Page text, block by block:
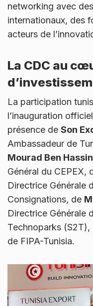
networking avec
internationaux, des
acteurs de
La CDC au
La participation
l’inauguration
présence de Son
Ambassadeur de
Mourad Ben
Général du CEPEX,
Directrice Générale
Consignations, de
Directrice Générale
Technoparks (S2T),
de FIPA-Tunisia.